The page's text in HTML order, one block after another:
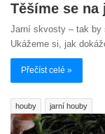
Těšíme se na
Jarní skvosty – tak by
Ukážeme si, jak
Přečíst celé »
houby jarní houby